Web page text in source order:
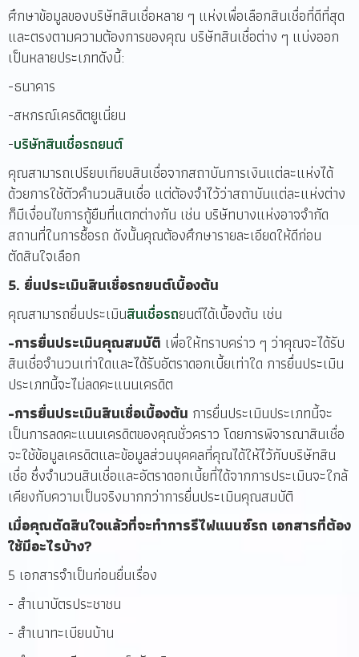
ศึกษาข้อมูลของบริษัทสินเชื่อหลาย ๆ แห่งเพื่อเลือกสินเชื่อที่ดีที่สุด
และตรงตามความต้องการของคุณ บริษัทสินเชื่อต่าง ๆ แบ่งออก
เป็นหลายประเภทดังนี้:
-ธนาคาร
-สหกรณ์เครดิตยูเนี่ยน
-บริษัทสินเชื่อรถยนต์
คุณสามารถเปรียบเทียบสินเชื่อจากสถาบันการเงินแต่ละแห่งได้
ด้วยการใช้ตัวคำนวนสินเชื่อ แต่ต้องจำไว้ว่าสถาบันแต่ละแห่งต่าง
ก็มีเงื่อนไขการกู้ยืมที่แตกต่างกัน เช่น บริษัทบางแห่งอาจจำกัด
สถานที่ในการซื้อรถ ดังนั้นคุณต้องศึกษารายละเอียดให้ดีก่อน
ตัดสินใจเลือก
5. ยื่นประเมินสินเชื่อรถยนต์เบื้องต้น
คุณสามารถยื่นประเมินสินเชื่อรถยนต์ได้เบื้องต้น เช่น
-การยื่นประเมินคุณสมบัติ เพื่อให้ทราบคร่าว ๆ ว่าคุณจะได้รับ
สินเชื่อจำนวนเท่าใดและได้รับอัตราดอกเบี้ยเท่าใด การยื่นประเมิน
ประเภทนี้จะไม่ลดคะแนนเครดิต
-การยื่นประเมินสินเชื่อเบื้องต้น การยื่นประเมินประเภทนี้จะ
เป็นการลดคะแนนเครดิตของคุณชั่วคราว โดยการพิจารณาสินเชื่อ
จะใช้ข้อมูลเครดิตและข้อมูลส่วนบุคคลที่คุณได้ให้ไว้กับบริษัทสิน
เชื่อ ซึ่งจำนวนสินเชื่อและอัตราดอกเบี้ยที่ได้จากการประเมินจะใกล้
เคียงกับความเป็นจริงมากกว่าการยื่นประเมินคุณสมบัติ
เมื่อคุณตัดสินใจแล้วที่จะทำการรีไฟแนนซ์รถ เอกสารที่ต้อง
ใช้มีอะไรบ้าง?
5 เอกสารจำเป็นก่อนยื่นเรื่อง
- สำเนาบัตรประชาชน
- สำเนาทะเบียนบ้าน